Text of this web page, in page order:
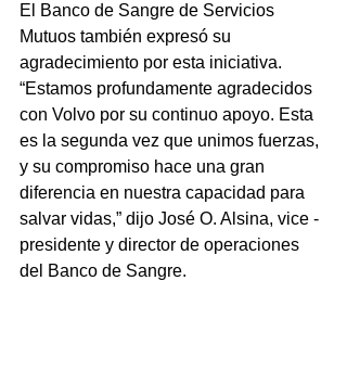
El Banco de Sangre de Servicios
Mutuos también expresó su
agradecimiento por esta iniciativa.
“Estamos profundamente agradecidos
con Volvo por su continuo apoyo. Esta
es la segunda vez que unimos fuerzas,
y su compromiso hace una gran
diferencia en nuestra capacidad para
salvar vidas,” dijo José O. Alsina, vice -
presidente y director de operaciones
del Banco de Sangre.